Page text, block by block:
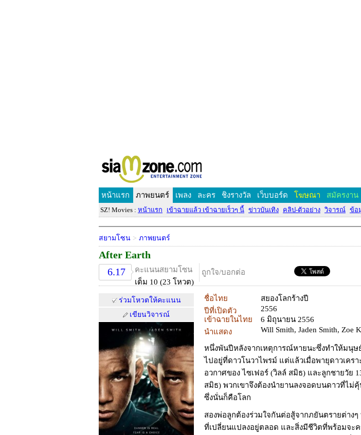
หน้าแรก ภาพยนตร์ เพลง ละคร ชิงรางวัล เว็บบอร์ด โฆษณา สมัครงาน
SZ! Movies : หน้าแรก เข้าฉายแล้ว เข้าฉายเร็วๆ นี้ ข่าวบันเทิง คลิป-ตัวอย่าง วิจารณ์ ข้อ
สยามโซน > ภาพยนตร์
After Earth
6.17
คะแนนสยามโซน
เต็ม 10 (23 โหวต)
ถูกใจ/บอกต่อ
ร่วมโหวตให้คะแนน
เขียนวิจารณ์
ชื่อไทย
สยองโลกร้างปี
ปีที่เปิดตัว
2556
เข้าฉายในไทย
6 มิถุนายน 2556
นำแสดง
Will Smith, Jaden Smith, Zoe
หนึ่งพันปีหลังจากเหตุการณ์หายนะซึ่งทำให้มนุษ
ไปอยู่ที่ดาวโนวาไพรม์ แต่แล้วเมื่อพายุดาวเคร
อวกาศของ ไซเฟอร์ (วิลล์ สมิธ) และลูกชายวัย
สมิธ) พวกเขาจึงต้องนำยานลงจอดบนดาวที่ไม่
ซึ่งนั่นก็คือโลก
สองพ่อลูกต้องร่วมใจกันต่อสู้จากภยันตรายต่าง
ที่เปลี่ยนแปลงอยู่ตลอด และสิ่งมีชีวิตที่พร้อมจะค